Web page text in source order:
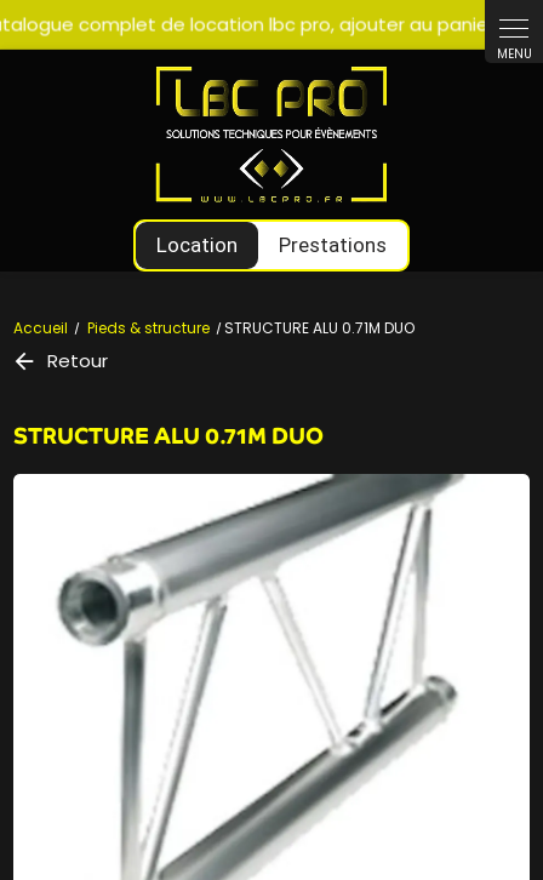
Location Prestations
Accueil Pieds & structure STRUCTURE ALU 0.71M DUO
Retour
STRUCTURE ALU 0.71M DUO